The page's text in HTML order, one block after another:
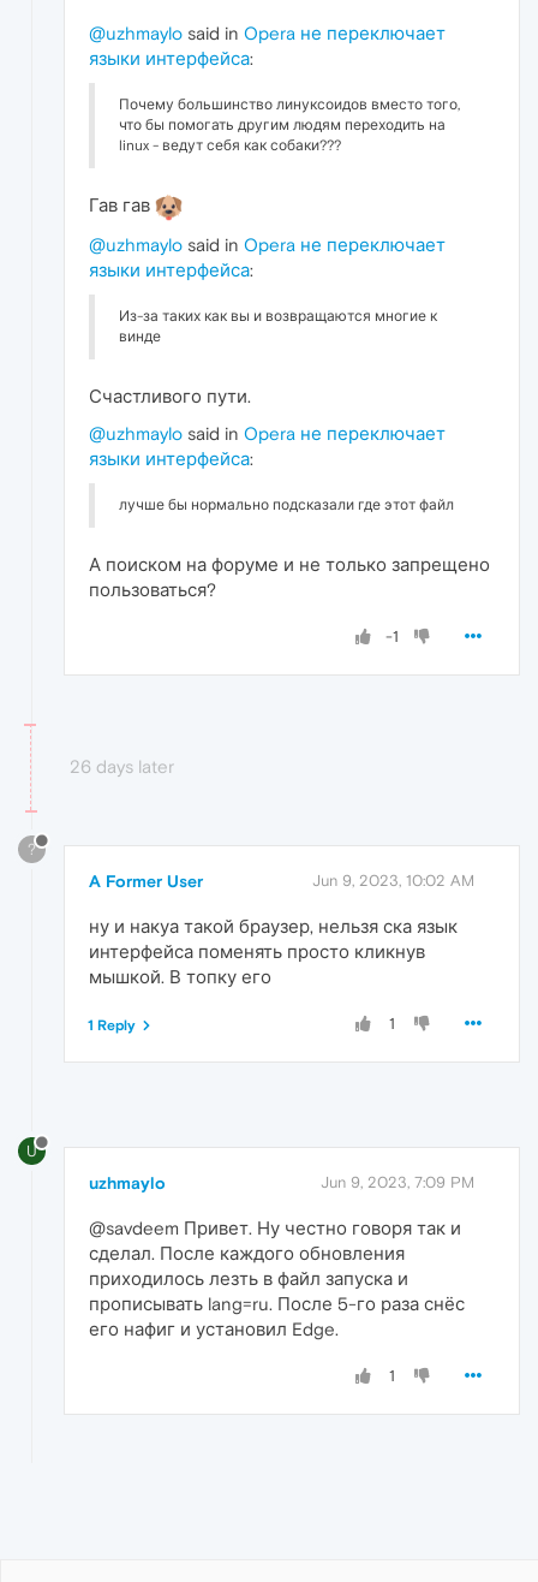
@uzhmaylo said in Opera не переключает
языки интерфейса:
Почему большинство линуксоидов вместо того,
что бы помогать другим людям переходить на
linux - ведут себя как собаки???
Гав гав
@uzhmaylo said in Opera не переключает
языки интерфейса:
Из-за таких как вы и возвращаются многие к
винде
Счастливого пути.
@uzhmaylo said in Opera не переключает
языки интерфейса:
лучше бы нормально подсказали где этот файл
А поиском на форуме и не только запрещено
пользоваться?
-1
26 days later
?
A Former User Jun 9, 2023, 10:02 AM
ну и накуа такой браузер, нельзя ска язык
интерфейса поменять просто кликнув
мышкой. В топку его
1
1 Reply
U
uzhmaylo Jun 9, 2023, 7:09 PM
@savdeem Привет. Ну честно говоря так и
сделал. После каждого обновления
приходилось лезть в файл запуска и
прописывать lang=ru. После 5-го раза снёс
его нафиг и установил Edge.
1